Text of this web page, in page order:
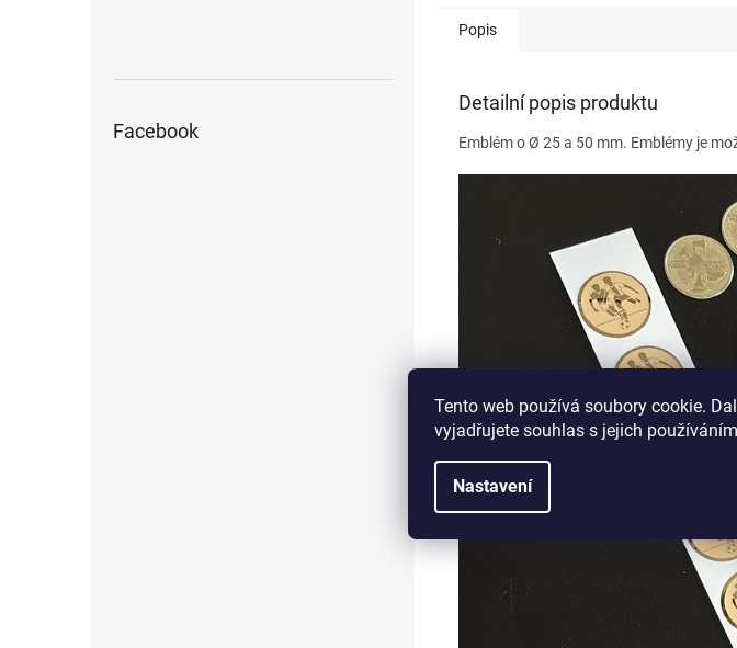
Tento web používá soubory cookie.
vyjadřujete souhlas s jejich
Nastavení
Facebook
Popis
Detailní popis produktu
Emblém o Ø 25 a 50 mm. Emblémy je